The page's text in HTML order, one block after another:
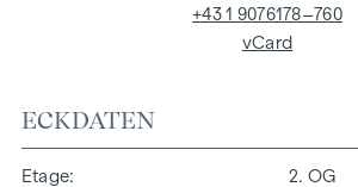
ECKDATEN
Etage
2. OG
+43 1 9076178–760
vCard